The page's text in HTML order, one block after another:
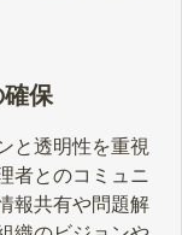
保
と透明性を重視
者とのコミュニ
報共有や問題解